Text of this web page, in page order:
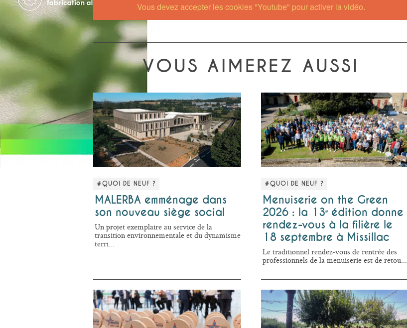
Vous devez accepter les cookies "Youtube" pour activer la vidéo.
VOUS AIMEREZ AUSSI
#QUOI DE NEUF ?
MALERBA emménage dans
son nouveau siège social
Un projet exemplaire au service de la
transition environnementale et du dynamisme
terri...
#QUOI DE NEUF ?
Menuiserie on the Green
2026 : la 13ᵉ édition donne
rendez-vous à la filière le
18 septembre à Missillac
Le traditionnel rendez-vous de rentrée des
professionnels de la menuiserie est de retou...